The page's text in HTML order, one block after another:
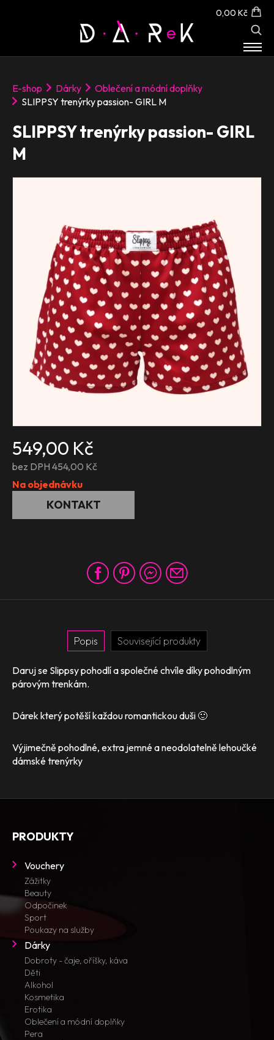
0,00 Kč
E-shop Dárky
Oblečení a módní doplňky
SLIPPSY trenýrky passion- GIRL M
SLIPPSY trenýrky passion- GIRL
M
549,00 Kč
bez DPH 454,00 Kč
Na objednávku
KONTAKT
Popis Související produkty
Daruj se Slippsy pohodlí a společné chvíle díky pohodlným
párovým trenkám.
Dárek který potěší každou romantickou duši 🙂
Výjimečně pohodlné, extra jemné a neodolatelně lehoučké
dámské trenýrky
PRODUKTY
Vouchery
Zážitky
Beauty
Odpočinek
Sport
Poukazy na služby
Dárky
Dobroty - čaje, oříšky, káva
Děti
Alkohol
Kosmetika
Erotika
Oblečení a módní doplňky
Pera